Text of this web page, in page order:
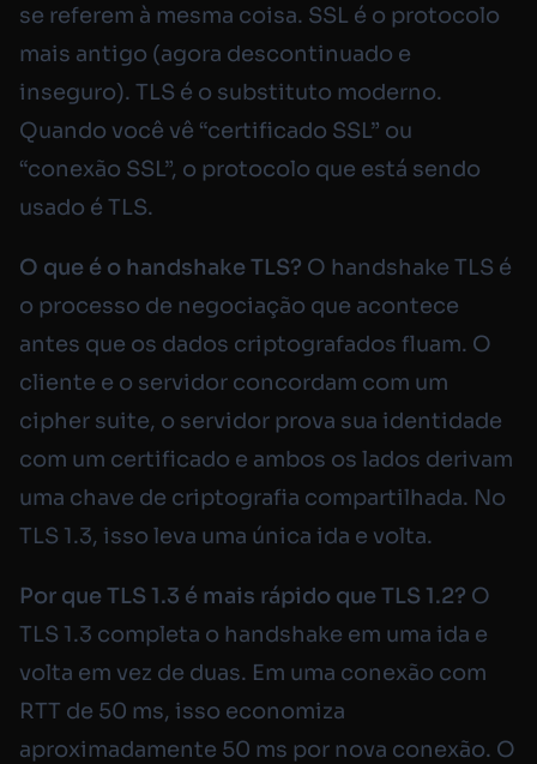
se referem à mesma coisa. SSL é o protocolo
mais antigo (agora descontinuado e
inseguro). TLS é o substituto moderno.
Quando você vê “certificado SSL” ou
“conexão SSL”, o protocolo que está sendo
usado é TLS.
O que é o handshake TLS? O handshake TLS é
o processo de negociação que acontece
antes que os dados criptografados fluam. O
cliente e o servidor concordam com um
cipher suite, o servidor prova sua identidade
com um certificado e ambos os lados derivam
uma chave de criptografia compartilhada. No
TLS 1.3, isso leva uma única ida e volta.
Por que TLS 1.3 é mais rápido que TLS 1.2? O
TLS 1.3 completa o handshake em uma ida e
volta em vez de duas. Em uma conexão com
RTT de 50 ms, isso economiza
aproximadamente 50 ms por nova conexão. O